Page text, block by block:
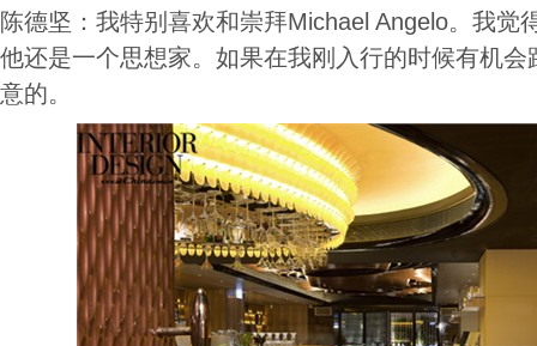
陈德坚：我特别喜欢和崇拜Michael Angelo。我觉
他还是一个思想家。如果在我刚入行的时候有机
意的。